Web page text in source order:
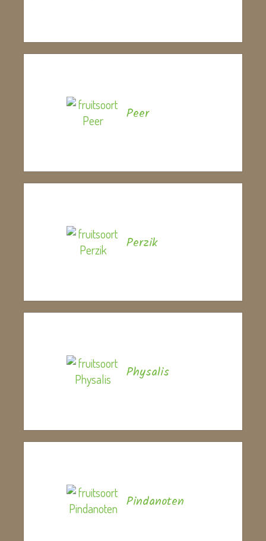
Peer
Perzik
Physalis
Pindanoten